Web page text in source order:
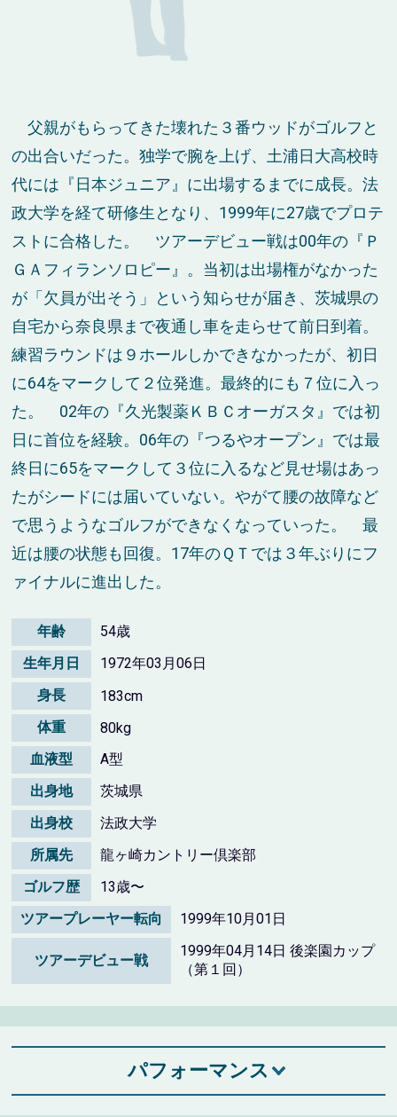
父親がもらってきた壊れた３番ウッドがゴルフと
の出合いだった。独学で腕を上げ、土浦日大高校時
代には『日本ジュニア』に出場するまでに成長。法
政大学を経て研修生となり、1999年に27歳でプロテ
ストに合格した。 ツアーデビュー戦は00年の『Ｐ
ＧＡフィランソロピー』。当初は出場権がなかった
が「欠員が出そう」という知らせが届き、茨城県の
自宅から奈良県まで夜通し車を走らせて前日到着。
練習ラウンドは９ホールしかできなかったが、初日
に64をマークして２位発進。最終的にも７位に入っ
た。 02年の『久光製薬ＫＢＣオーガスタ』では初
日に首位を経験。06年の『つるやオープン』では最
終日に65をマークして３位に入るなど見せ場はあっ
たがシードには届いていない。やがて腰の故障など
で思うようなゴルフができなくなっていった。 最
近は腰の状態も回復。17年のＱＴでは３年ぶりにフ
ァイナルに進出した。
年齢
54歳
生年月日
1972年03月06日
身長
183cm
体重
80kg
血液型
A型
出身地
茨城県
出身校
法政大学
所属先
龍ヶ崎カントリー倶楽部
ゴルフ歴
13歳〜
ツアープレーヤー転向
1999年10月01日
ツアーデビュー戦
1999年04月14日 後楽園カップ
（第１回）
パフォーマンス